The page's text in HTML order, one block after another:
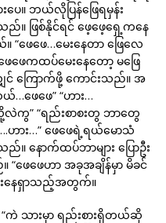
ေ။ ဘယ်လိုပြန်ဖြေရမှန်း
ဖြစ်နိုင်ရင် ဖေ့ဖေ့ရှေ့ကနေ
“ဖေဖေ…မေးနေတာ ဖြေလေ
ဖေဖေကထပ်မေးနေတော့ မဖြေ
င် ကြောက်ဖို့ ကောင်းသည်။ အ
…ဖေဖေ” “ဟား…
လဲကွ” “ရည်းစာစးတွ ဘာတွေ
….ဟား…” ဖေဖေရဲ့ရယ်မောသံ
နောက်ထပ်ဘာများ ပြောဦး
“ဖေဖေဟာ အခုအချိန်မှာ မိခင်
းနေရှာသည့်အတွက်။
“ကဲ သားမှာ ရည်းစားရှိတယ်ဆို